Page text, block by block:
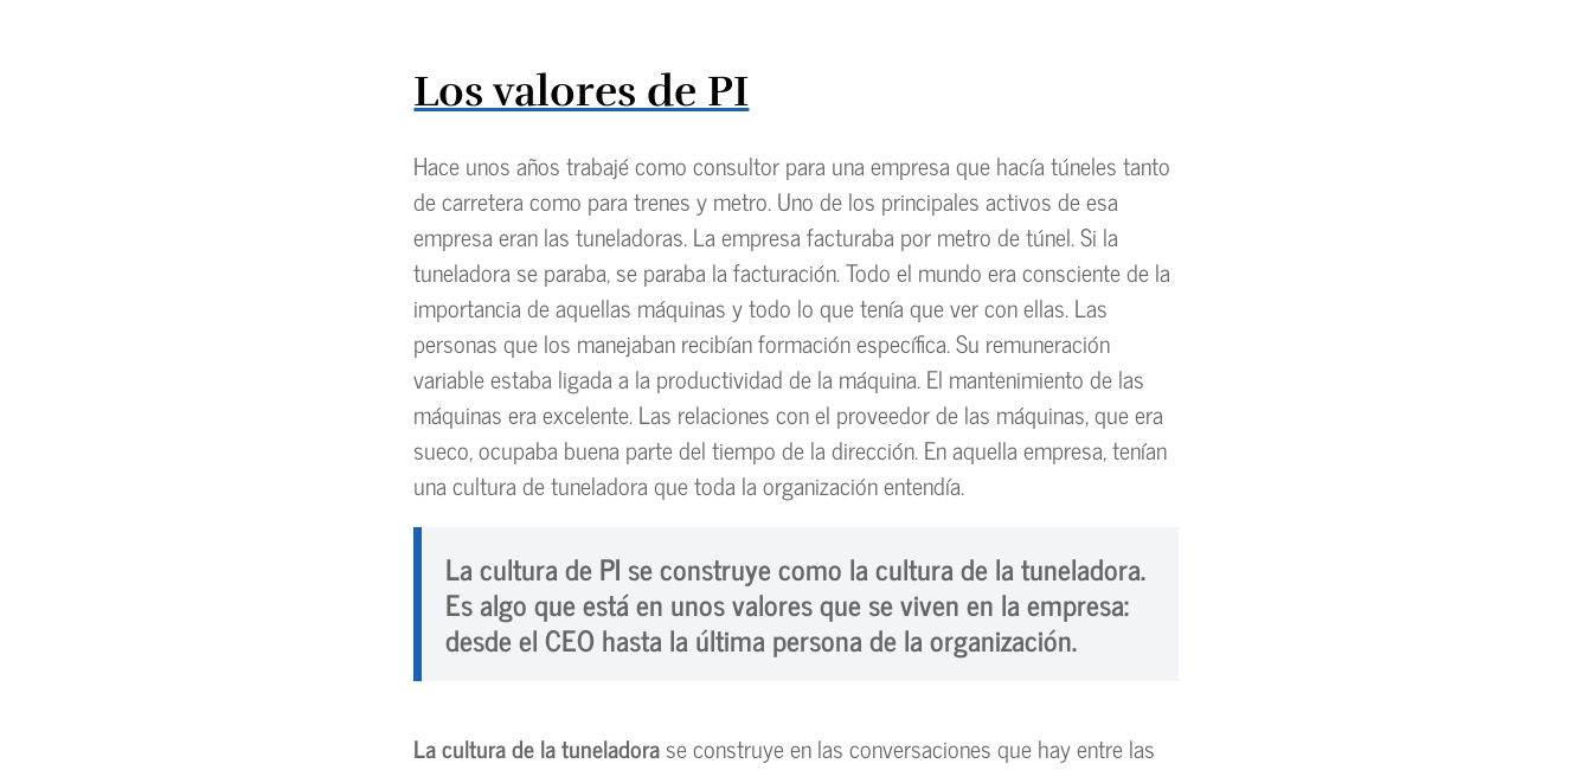
Los valores de PI
Hace unos años trabajé como consultor para una empresa que hacía túneles tanto
de carretera como para trenes y metro. Uno de los principales activos de esa
empresa eran las tuneladoras. La empresa facturaba por metro de túnel. Si la
tuneladora se paraba, se paraba la facturación. Todo el mundo era consciente de la
importancia de aquellas máquinas y todo lo que tenía que ver con ellas. Las
personas que los manejaban recibían formación específica. Su remuneración
variable estaba ligada a la productividad de la máquina. El mantenimiento de las
máquinas era excelente. Las relaciones con el proveedor de las máquinas, que era
sueco, ocupaba buena parte del tiempo de la dirección. En aquella empresa, tenían
una cultura de tuneladora que toda la organización entendía.
La cultura de PI se construye como la cultura de la tuneladora.
Es algo que está en unos valores que se viven en la empresa:
desde el CEO hasta la última persona de la organización.
La cultura de la tuneladorase construye en las conversaciones que hay entre las